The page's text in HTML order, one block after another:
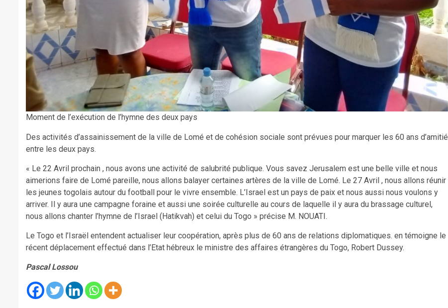
Moment de l’exécution de l’hymne des deux pays
Des activités d’assainissement de la ville de Lomé et de cohésion sociale sont prévues pour marquer les 60 ans d’amitié
entre les deux pays.
« Le 22 Avril prochain , nous avons une activité de salubrité publique. Vous savez Jerusalem est une belle ville et nous
aimerions faire de Lomé pareille, nous allons balayer certaines artères de la ville de Lomé. Le 27 Avril , nous allons réunir
les jeunes togolais autour du football pour le vivre ensemble. L’Israel est un pays de paix et nous aussi nous voulons y
arriver. Il y aura une campagne foraine et aussi une soirée culturelle au cours de laquelle il y aura du brassage culturel,
nous allons chanter l’hymne de l’Israel (Hatikvah) et celui du Togo » précise M. NOUATI.
Le Togo et l’Israël entendent actualiser leur coopération, après plus de 60 ans de relations diplomatiques. en témoigne le
récent déplacement effectué dans l’Etat hébreux le ministre des affaires étrangères du Togo, Robert Dussey.
Pascal Lossou